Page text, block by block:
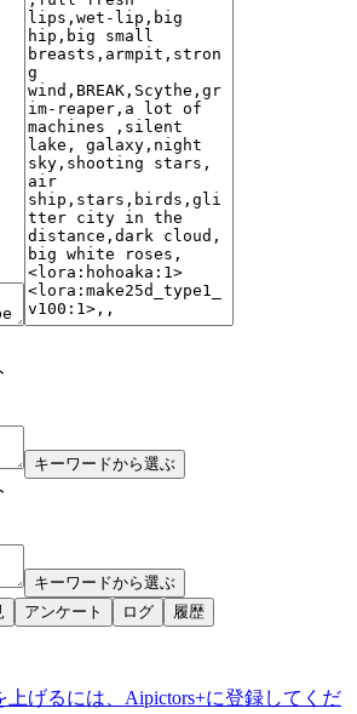
キーワードから選ぶ
キーワードから選ぶ
アンケート ログ 履歴
げるには、 Aipictors+に登録してくだ